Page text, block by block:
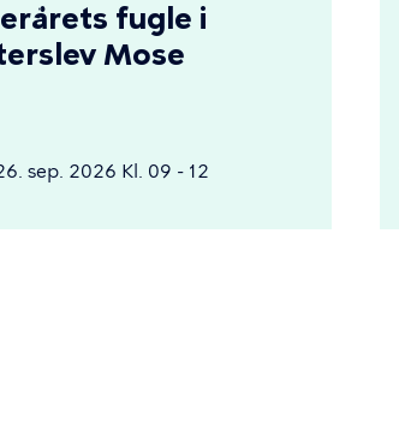
fugle i
Mose
sep. 2026 Kl. 09 - 12